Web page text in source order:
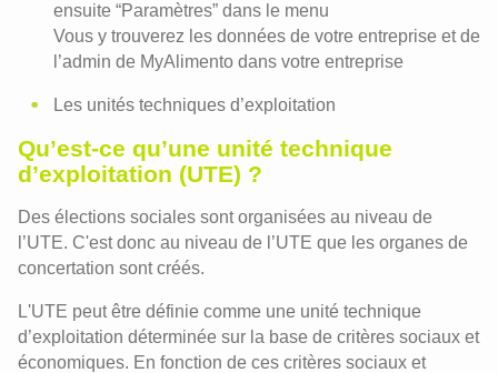
ensuite “Paramètres” dans le menu
Vous y trouverez les données de votre entreprise et de
l’admin de MyAlimento dans votre entreprise
Les unités techniques d’exploitation
Qu’est-ce qu’une unité technique
d’exploitation (UTE) ?
Des élections sociales sont organisées au niveau de
l’UTE. C'est donc au niveau de l’UTE que les organes de
concertation sont créés.
L'UTE peut être définie comme une unité technique
d’exploitation déterminée sur la base de critères sociaux et
économiques. En fonction de ces critères sociaux et